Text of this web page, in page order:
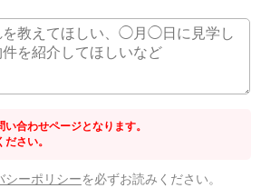
合わせページとなります。
さい。
シーポリシーを必ずお読みください。